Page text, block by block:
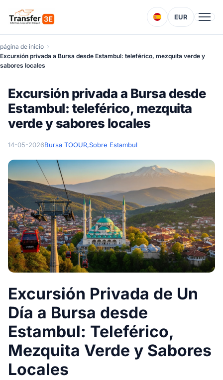
EUR
página de inicio
Excursión privada a Bursa desde Estambul: teleférico, mezquita verde y
sabores locales
Excursión privada a Bursa desde
Estambul: teleférico, mezquita
verde y sabores locales
14-05-2026Bursa TOOUR,Sobre Estambul
Excursión Privada de Un
Día a Bursa desde
Estambul: Teleférico,
Mezquita Verde y Sabores
Locales